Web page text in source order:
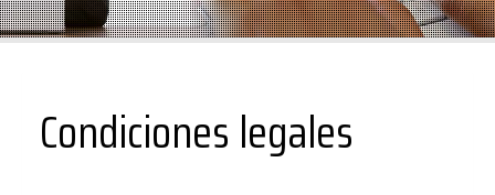
Condiciones legales